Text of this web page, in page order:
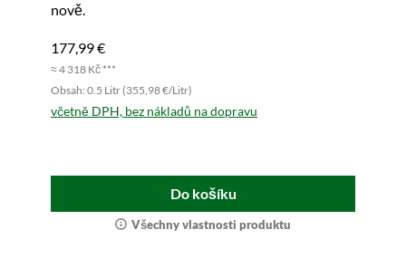
nově.
177,99 €
≈ 4 318 Kč ***
Obsah: 0.5 Litr (355,98 €/Litr)
včetně DPH, bez nákladů na dopravu
Do košíku
Všechny vlastnosti produktu